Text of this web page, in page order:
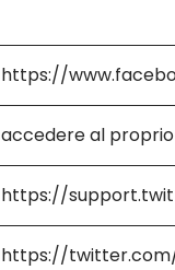
https://
accedere al
https://
https://